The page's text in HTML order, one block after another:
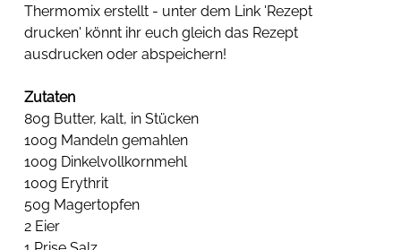
Thermomix erstellt - unter dem Link 'Rezept
drucken' könnt ihr euch gleich das Rezept
ausdrucken oder abspeichern!
Zutaten
80g Butter, kalt, in Stücken
100g Mandeln gemahlen
100g Dinkelvollkornmehl
100g Erythrit
50g Magertopfen
2 Eier